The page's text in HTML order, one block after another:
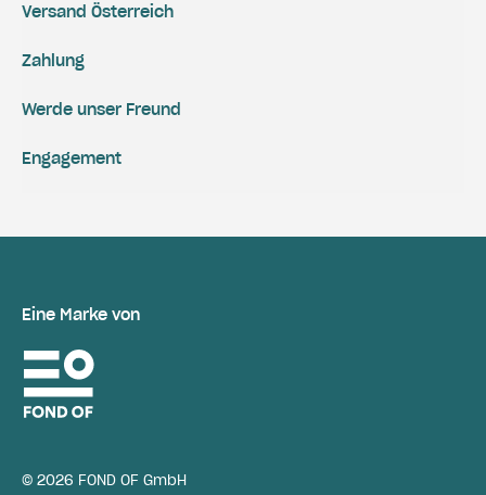
Versand Österreich
Zahlung
Engagement
Werde unser Freund
Eine Marke von
© 2026 FOND OF GmbH